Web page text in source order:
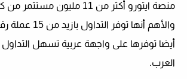
منصة ايتورو أكثر من 11 مليون
والأهم أنها توفر
أيضا توفرها على واجهة عربية تسهل
العرب.